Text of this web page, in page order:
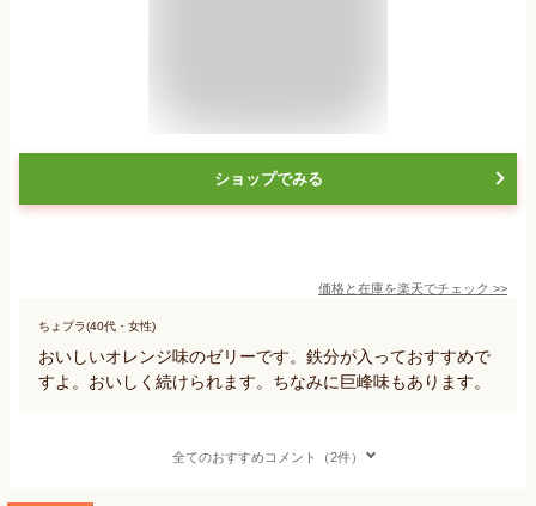
ショップでみる
価格と在庫を楽天でチェック >>
ちょプラ(40代・女性)
おいしいオレンジ味のゼリーです。鉄分が入っておすすめで
すよ。おいしく続けられます。ちなみに巨峰味もあります。
全てのおすすめコメント（2件）